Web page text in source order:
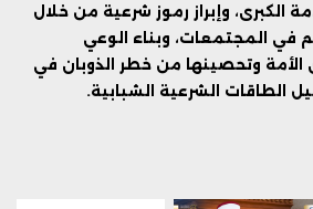
الكبرى، وإبراز رموز شرعية من خلال
في المجتمعات، وبناء الوعي
الأمة وتحصينها من خطر الذوبان في
الطاقات الشرعية الشبابية.